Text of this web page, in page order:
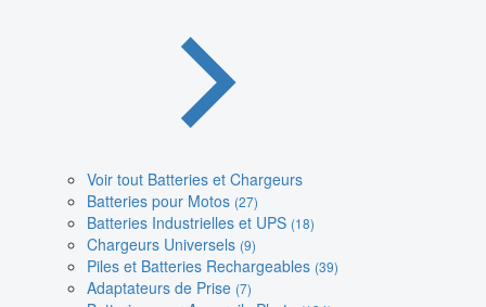
Voir tout Batteries et Chargeurs
Batteries pour Motos (27)
Batteries Industrielles et UPS (18)
Chargeurs Universels (9)
Piles et Batteries Rechargeables (39)
Adaptateurs de Prise (7)